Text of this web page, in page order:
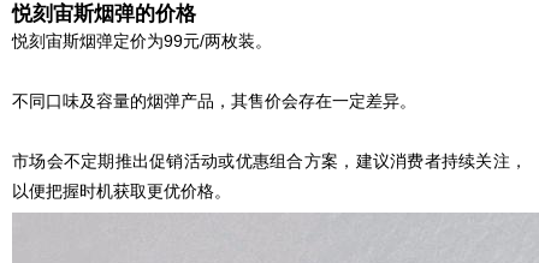
悦刻宙斯烟弹的价格
悦刻宙斯烟弹定价为99元/两枚装。
不同口味及容量的烟弹产品，其售价会存在一定差异。
市场会不定期推出促销活动或优惠组合方案，建议消费者持续关注，
以便把握时机获取更优价格。